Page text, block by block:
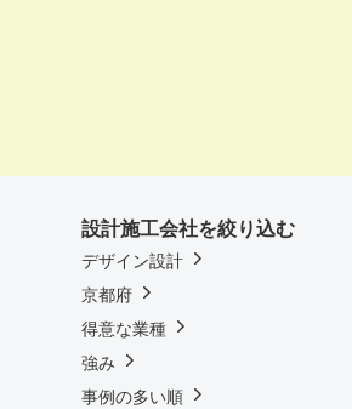
設計施工会社を絞り込む
デザイン設計
京都府
得意な業種
強み
事例の多い順